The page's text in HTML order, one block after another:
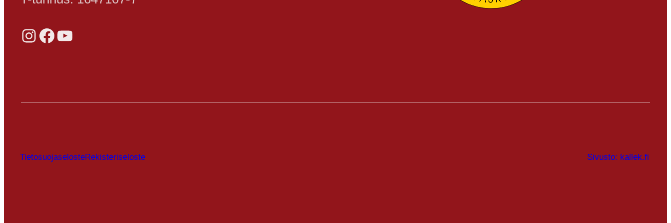
Instagram Facebook YouTube
TietosuojaselosteRekisteriseloste Sivusto: kallek.fi